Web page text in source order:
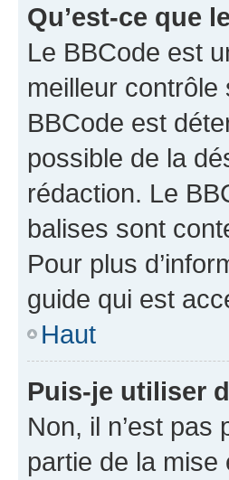
Qu’est-ce que
Le BBCode est
meilleur contrôle
BBCode est
possible de la
rédaction. Le
balises sont
Pour plus
guide qui est
Haut
Puis-je utiliser
Non, il n’est pas
partie de la mise